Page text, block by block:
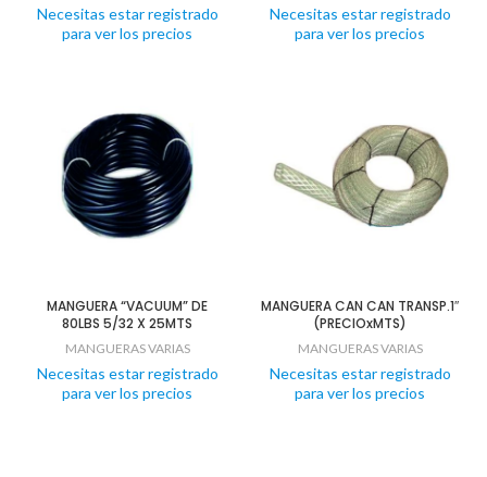
Necesitas estar registrado
para ver los precios
Necesitas estar registrado
para ver los precios
MANGUERA “VACUUM” DE
80LBS 5/32 X 25MTS
MANGUERAS VARIAS
Necesitas estar registrado
para ver los precios
MANGUERA CAN CAN TRANSP.1″
(PRECIOxMTS)
MANGUERAS VARIAS
Necesitas estar registrado
para ver los precios